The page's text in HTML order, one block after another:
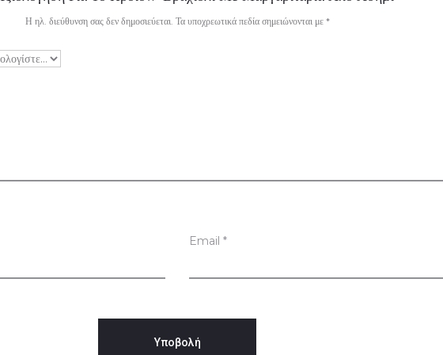
Η ηλ. διεύθυνση σας δεν δημοσιεύεται. Τα υποχρεωτικά πεδία σημειώνονται με *
Email *